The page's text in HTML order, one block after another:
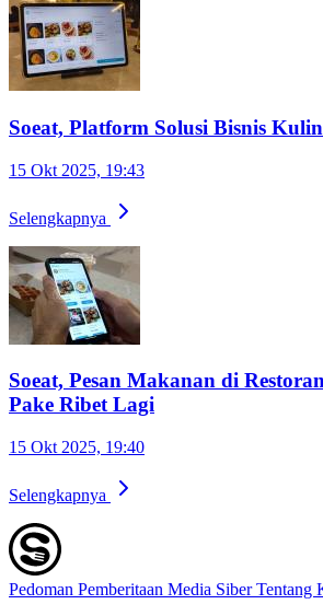
Soeat, Platform Solusi Bisnis
15 Okt 2025, 19:43
Selengkapnya
Soeat, Pesan Makanan di
Pake Ribet Lagi
15 Okt 2025, 19:40
Selengkapnya
Pedoman Pemberitaan Media SiberTentang